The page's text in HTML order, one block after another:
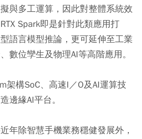
與多工運算，因此對整體系統效
Spark即是針對此類應用打
語言模型推論，更可延伸至工業
數位孿生及物理AI等高階應用。
架構SoC、高速I／O及AI運算技
邊緣AI平台。
年除智慧手機業務穩健發展外，